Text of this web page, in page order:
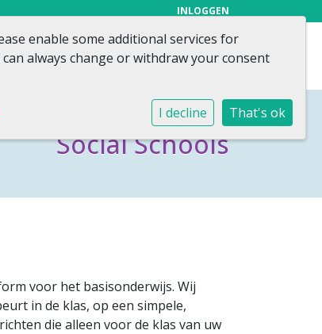
INLOGGEN
ouders Praktisch Contact
Social Schools
voor het basisonderwijs. Wij
in de klas, op een simpele,
die alleen voor de klas van uw
enable some additional services for
can always change or withdraw your consent
I decline That's ok